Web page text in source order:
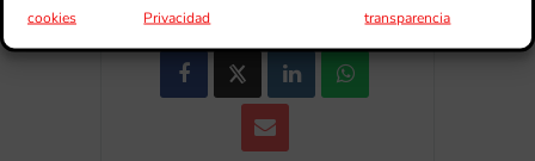
cookies
Privacidad
transparencia